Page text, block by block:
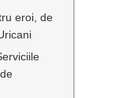
eroi, de